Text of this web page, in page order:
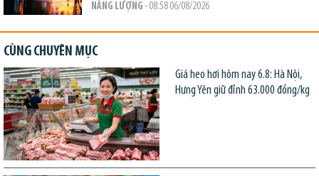
NĂNG LƯỢNG - 08:58 06/08/2026
CÙNG CHUYÊN MỤC
Giá heo hơi hôm nay 6.8: Hà Nội,
Hưng Yên giữ đỉnh 63.000 đồng/kg